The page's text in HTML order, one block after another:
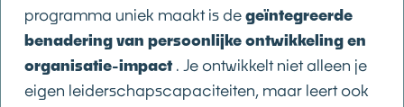
programma uniek maakt is degeïntegreerde
benadering van persoonlijke ontwikkeling en
organisatie-impact. Je ontwikkelt niet alleen je
eigen leiderschapscapaciteiten, maar leert ook